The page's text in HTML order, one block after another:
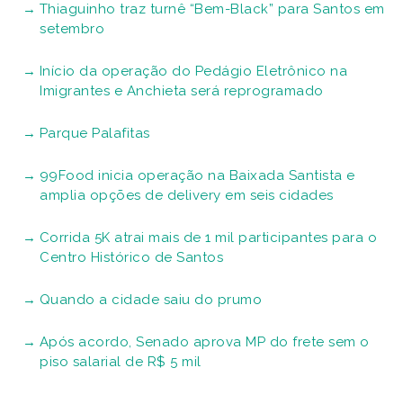
Thiaguinho traz turnê “Bem-Black” para Santos em
setembro
Início da operação do Pedágio Eletrônico na
Imigrantes e Anchieta será reprogramado
Parque Palafitas
99Food inicia operação na Baixada Santista e
amplia opções de delivery em seis cidades
Corrida 5K atrai mais de 1 mil participantes para o
Centro Histórico de Santos
Quando a cidade saiu do prumo
Após acordo, Senado aprova MP do frete sem o
piso salarial de R$ 5 mil